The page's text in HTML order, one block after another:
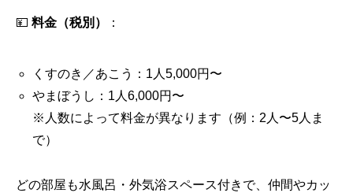
💴 料金（税別） ：
くすのき／あこう：1人5,000円〜
やまぼうし：1人6,000円〜
※人数によって料金が異なります（例：2人〜5人ま
で）
どの部屋も水風呂・外気浴スペース付きで、仲間やカッ